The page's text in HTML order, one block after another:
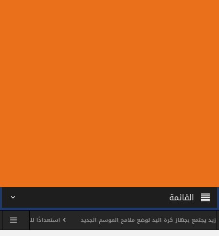
القائمة
بجهاز كرة اليد لوضع ملامح الموسم الجديد
استعدادًا للمونديال.. سبعة